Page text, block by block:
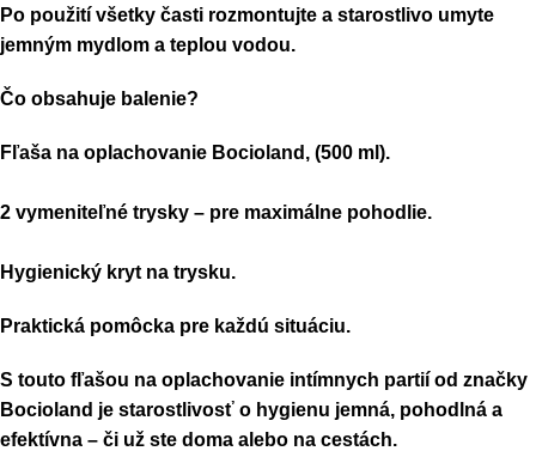
Po použití všetky časti rozmontujte a starostlivo umyte
jemným mydlom a teplou vodou.
Čo obsahuje balenie?
Fľaša na oplachovanie Bocioland, (500 ml).
2 vymeniteľné trysky – pre maximálne pohodlie.
Hygienický kryt na trysku.
Praktická pomôcka pre každú situáciu.
S touto fľašou na oplachovanie intímnych partií od značky
Bocioland je starostlivosť o hygienu jemná, pohodlná a
efektívna – či už ste doma alebo na cestách.